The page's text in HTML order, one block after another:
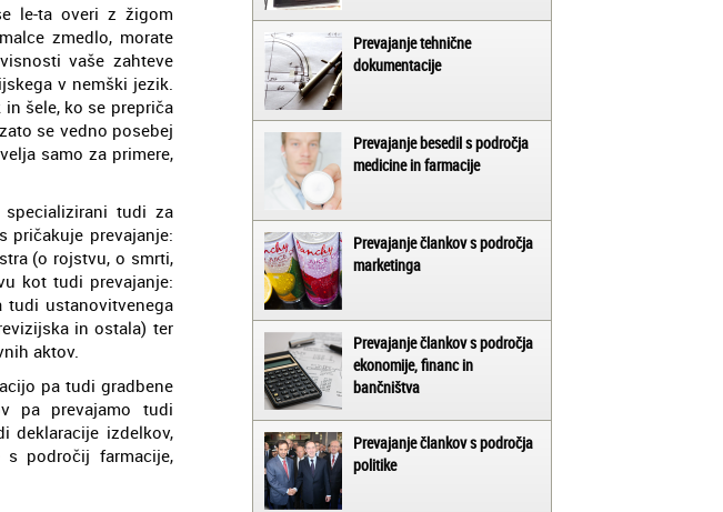
le-ta overi z žigom
zmedlo, morate
vaše zahteve
v nemški jezik.
šele, ko se prepriča
se vedno posebej
samo za primere,
tudi za
pričakuje prevajanje:
(o rojstvu, o smrti,
kot tudi prevajanje:
tudi ustanovitvenega
in ostala) ter
aktov.
pa tudi gradbene
pa prevajamo tudi
deklaracije izdelkov,
področij farmacije,
Prevajanje tehnične
dokumentacije
Prevajanje besedil s področja
medicine in farmacije
Prevajanje člankov s področja
marketinga
Prevajanje člankov s področja
ekonomije, financ in
bančništva
Prevajanje člankov s področja
politike